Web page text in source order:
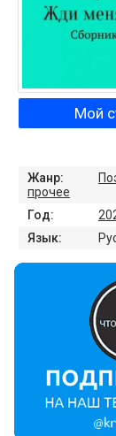
Мой
Жанр:
прочее
Год:
Язык: